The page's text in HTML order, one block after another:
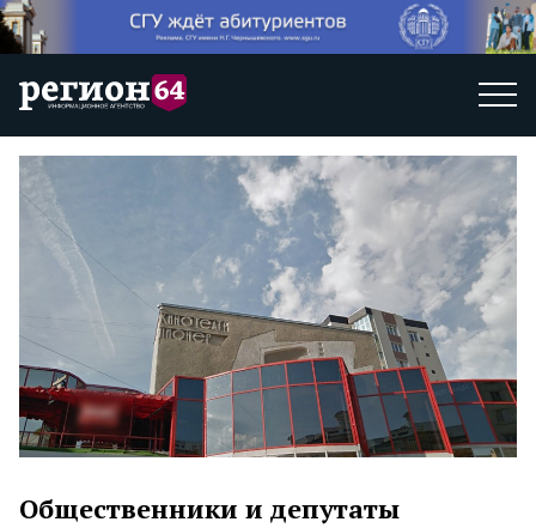
Общественники и депутаты